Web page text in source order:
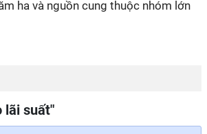
ha và nguồn cung thuộc nhóm lớn
lãi suất"